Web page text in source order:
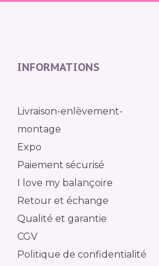
INFORMATIONS
Livraison-enlèvement-
montage
Expo
Paiement sécurisé
I love my balançoire
Retour et échange
Qualité et garantie
CGV
Politique de confidentialité